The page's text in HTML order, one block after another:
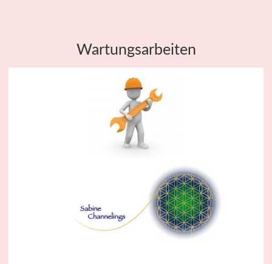
Wartungsarbeiten